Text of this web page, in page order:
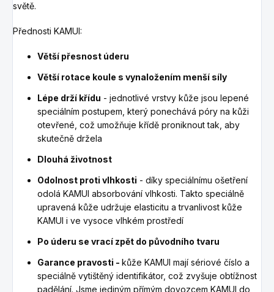
světě.
Přednosti KAMUI:
Větší přesnost úderu
Větší rotace koule s vynaložením menší síly
Lépe drží křídu - jednotlivé vrstvy kůže jsou lepené
speciálním postupem, který ponechává póry na kůži
otevřené, což umožňuje křídě proniknout tak, aby
skutečně držela
Dlouhá životnost
Odolnost proti vlhkosti - díky speciálnímu ošetření
odolá KAMUI absorbování vlhkosti. Takto speciálně
upravená kůže udržuje elasticitu a trvanlivost kůže
KAMUI i ve vysoce vlhkém prostředí
Po úderu se vrací zpět do původního tvaru
Garance pravosti - kůže KAMUI mají sériové číslo a
speciálně vytištěný identifikátor, což zvyšuje obtížnost
padělání. Jsme jediným přímým dovozcem KAMUI do